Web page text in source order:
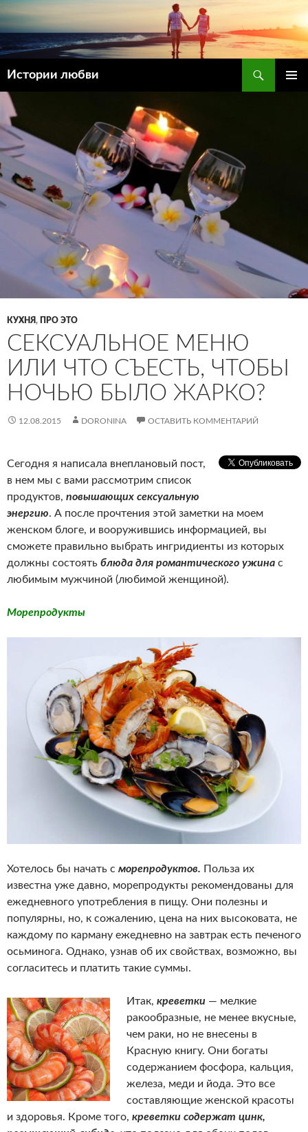
Истории любви
К
СОДЕРЖИМОМУ
КУХНЯ, ПРО ЭТО
СЕКСУАЛЬНОЕ МЕНЮ
ИЛИ ЧТО СЪЕСТЬ, ЧТОБЫ
НОЧЬЮ БЫЛО ЖАРКО?
12.08.2015 DORONINA ОСТАВИТЬ КОММЕНТАРИЙ
Сегодня я написала внеплановый пост,
в нем мы с вами рассмотрим список
продуктов, повышающих сексуальную
энергию. А после прочтения этой заметки на моем
женском блоге, и вооружившись информацией, вы
сможете правильно выбрать ингридиенты из которых
должны состоять блюда для романтического ужина с
любимым мужчиной (любимой женщиной).
Морепродукты
Хотелось бы начать с морепродуктов. Польза их
известна уже давно, морепродукты рекомендованы для
ежедневного употребления в пищу. Они полезны и
популярны, но, к сожалению, цена на них высоковата, не
каждому по карману ежедневно на завтрак есть печеного
осьминога. Однако, узнав об их свойствах, возможно, вы
согласитесь и платить такие суммы.
Итак, креветки — мелкие
ракообразные, не менее вкусные,
чем раки, но не внесены в
Красную книгу. Они богаты
содержанием фосфора, кальция,
железа, меди и йода. Это все
составляющие женской красоты
и здоровья. Кроме того, креветки содержат цинк,